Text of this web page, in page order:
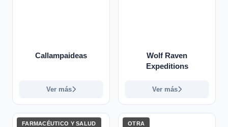
Callampaideas
Ver más
Wolf Raven
Expeditions
Ver más
FARMACÉUTICO Y SALUD OTRA